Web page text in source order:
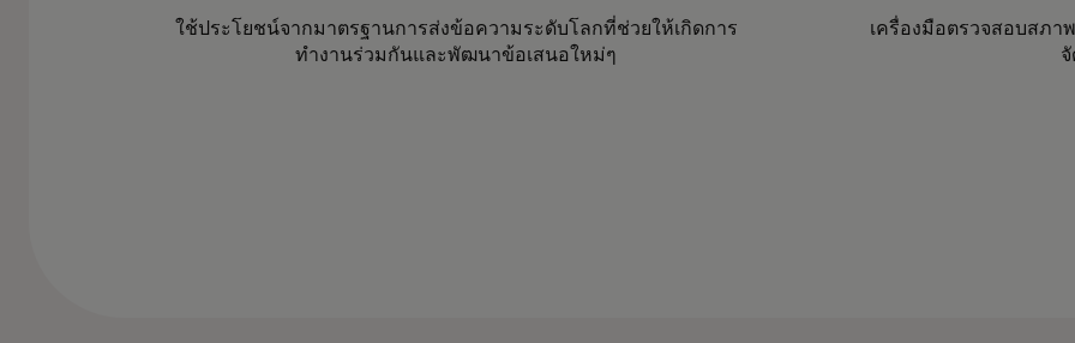
ใช้ประโยชน์จากมาตรฐานการส่งข้อความระดับโลกที่ช่วยให้เกิดการ
ทำงานร่วมกันและพัฒนาข้อเสนอใหม่ๆ
เครื่องมือตรวจสอบสภา